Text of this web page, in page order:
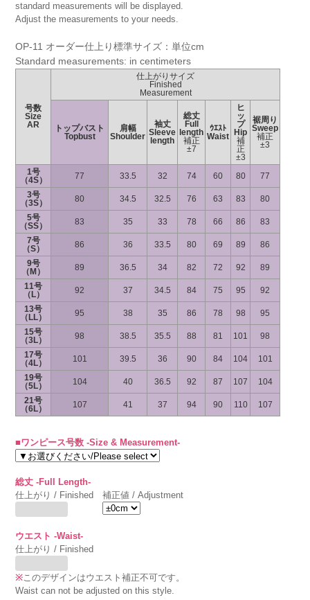
standard measurements will be displayed.
Adjust the measurements to your needs.
OP-11 オーダー仕上り標準サイズ：単位cm
Standard measurements: in centimeters
号数
Size
AR
仕上がりサイズ
Finished
Measurement
トップバスト
Topbust
肩幅
Shoulder
袖丈
Sleeve
length
総丈
Full
length
補正
±7
ｳｴｽﾄ
Waist
ヒ
ッ
プ
Hip
補
正
±3
裾周り
Sweep
補正
±3
1号
（4S）
77 33.5 32 74 60 80
77
3号
（3S）
80 34.5 32.5 76 63 83
80
5号
（SS）
83 35 33 78 66 86
83
7号
（S）
86 36 33.5 80 69 89
86
9号
（M）
89 36.5 34 82 72 92
89
11号
（L）
92 37 34.5 84 75 95
92
13号
（LL）
95 38 35 86 78 98
95
15号
（3L）
98 38.5 35.5 88 81 101
98
17号
（4L）
101 39.5 36 90 84 104
101
19号
（5L）
104 40 36.5 92 87 107
104
21号
（6L）
107 41 37 94 90 110 107
■ワンピース号数 -Size & Measurement-
総丈 -Full Length-
仕上がり / Finished
補正値 / Adjustment
ウエスト -Waist-
仕上がり / Finished
※このデザインはウエスト補正不可です。
Waist can not be adjusted on this style.